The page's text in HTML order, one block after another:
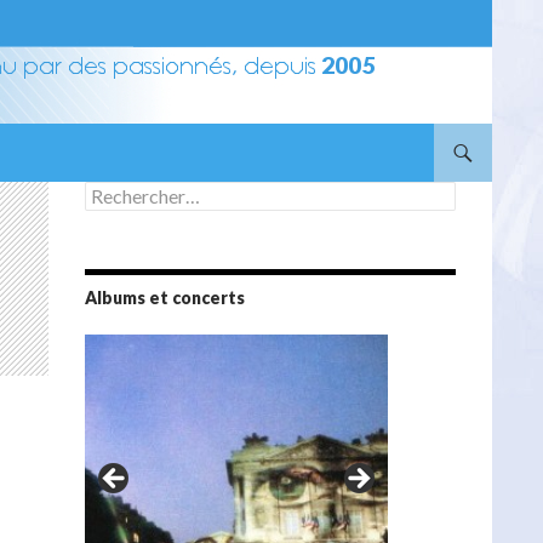
Rechercher :
Albums et concerts